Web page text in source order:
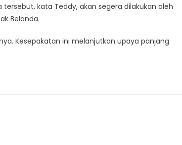
kata Teddy, akan segera dilakukan oleh
Belanda.
Kesepakatan ini melanjutkan upaya panjang